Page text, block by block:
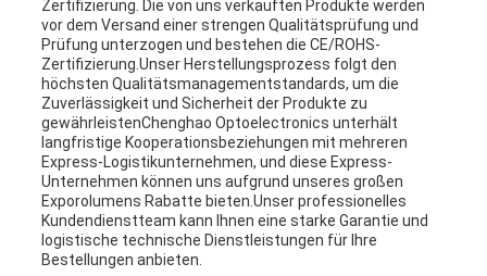
Zertifizierung. Die von uns verkauften Produkte werden
vor dem Versand einer strengen Qualitätsprüfung und
Prüfung unterzogen und bestehen die CE/ROHS-
Zertifizierung.Unser Herstellungsprozess folgt den
höchsten Qualitätsmanagementstandards, um die
Zuverlässigkeit und Sicherheit der Produkte zu
gewährleistenChenghao Optoelectronics unterhält
langfristige Kooperationsbeziehungen mit mehreren
Express-Logistikunternehmen, und diese Express-
Unternehmen können uns aufgrund unseres großen
Exporolumens Rabatte bieten.Unser professionelles
Kundendienstteam kann Ihnen eine starke Garantie und
logistische technische Dienstleistungen für Ihre
Bestellungen anbieten.